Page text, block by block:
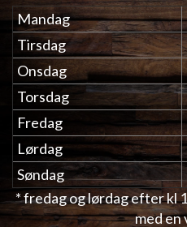
Mandag
Tirsdag
Onsdag
Torsdag
Fredag
Lørdag
Søndag
* fredag og lørdag efter kl
med en